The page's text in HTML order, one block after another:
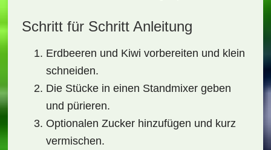
Schritt für Schritt Anleitung
Erdbeeren und Kiwi vorbereiten und klein
schneiden.
Die Stücke in einen Standmixer geben
und pürieren.
Optionalen Zucker hinzufügen und kurz
vermischen.